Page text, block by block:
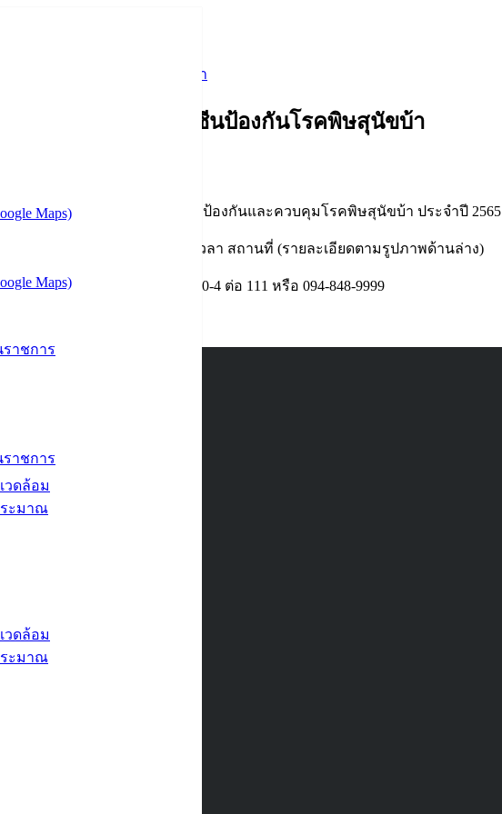
Maps)
าชการ
วดล้อม
ระมาณ
Maps)
าชการ
วดล้อม
ระมาณ
รฉีดวัคซีนป้องกันโรคพิษสุนัขบ้า
กหน่วยบริการฉีดวัคซีนป้องกันโรคพิษสุนัขบ้า
องอ่างศิลา กำหนดจัดโครงการป้องกันและควบคุมโรคพิษสุนัขบ้า ประจำปี 2565
ป้องกันโรคพิษสุนัขบ้า ในวัน เวลา สถานที่ (รายละเอียดตามรูปภาพด้านล่าง)
งแวดล้อม โทร. 0-3814-2100-4 ต่อ 111 หรือ 094-848-9999
ม.3
งาน